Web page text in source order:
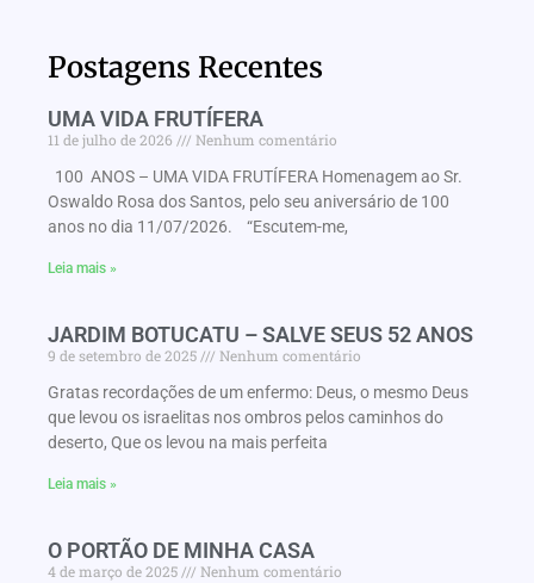
Postagens Recentes
UMA VIDA FRUTÍFERA
11 de julho de 2026
Nenhum comentário
100 ANOS – UMA VIDA FRUTÍFERA Homenagem ao Sr.
Oswaldo Rosa dos Santos, pelo seu aniversário de 100
anos no dia 11/07/2026. “Escutem-me,
Leia mais »
JARDIM BOTUCATU – SALVE SEUS 52 ANOS
9 de setembro de 2025
Nenhum comentário
Gratas recordações de um enfermo: Deus, o mesmo Deus
que levou os israelitas nos ombros pelos caminhos do
deserto, Que os levou na mais perfeita
Leia mais »
O PORTÃO DE MINHA CASA
4 de março de 2025
Nenhum comentário